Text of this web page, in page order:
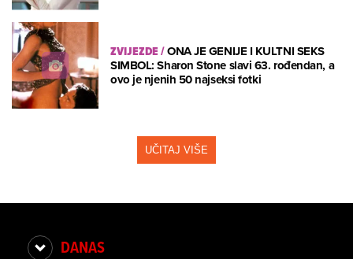
ZVIJEZDE/ONA JE GENIJE I KULTNI SEKS
SIMBOL: Sharon Stone slavi 63. rođendan, a
ovo je njenih 50 najseksi fotki
UČITAJ VIŠE
DANAS